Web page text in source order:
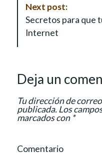
o
n
Next post:
Secretos para que
Internet
Deja un
Tu dirección de
publicada. Los
marcados con *
Comentario